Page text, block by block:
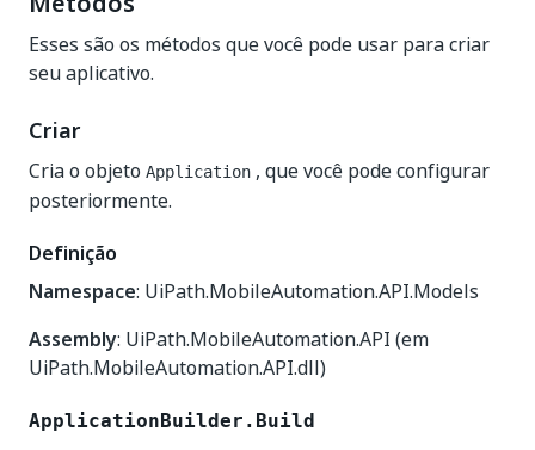
Esses são os métodos que você pode usar para criar
seu aplicativo.
Criar
Cria o objeto Application , que você pode configurar
posteriormente.
Definição
Namespace: UiPath.MobileAutomation.API.Models
Assembly: UiPath.MobileAutomation.API (em
UiPath.MobileAutomation.API.dll)
ApplicationBuilder.Build